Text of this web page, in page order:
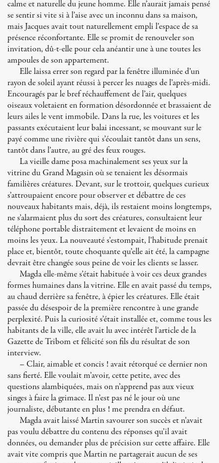
calme et naturelle du jeune homme. Elle n’aurait jamais pensé
se sentir si vite si à l’aise avec un inconnu dans sa maison,
mais Jacques avait tout naturellement empli l’espace de sa
présence réconfortante. Elle se promit de renouveler son
invitation, dû-t-elle pour cela anéantir une à une toutes les
ampoules de son appartement.
Elle laissa errer son regard par la fenêtre illuminée d’un
rayon de soleil ayant réussi à percer les nuages de l’après-midi.
Encouragés par le bref réchauffement de l’air, quelques
oiseaux voletaient en formation désordonnée et brassaient de
leurs ailes le vent immobile. Dans la rue, les voitures et les
passants exécutaient leur balai incessant, se mouvant sur le
payé comme une rivière qui s’écoulait tantôt dans un sens,
tantôt dans l’autre, au gré des feux rouges.
La vieille dame posa machinalement ses yeux sur la
vitrine du Grand Magasin où se tenaient les désormais
familières créatures. Devant, sur le trottoir, quelques curieux
s’attroupaient encore pour observer et débattre de ces
nouveaux habitants mais, déjà, ils restaient moins longtemps,
ne s’alarmaient plus du sort des créatures, consultaient leur
téléphone portable distraitement et levaient de moins en
moins les yeux. La nouveauté s’estompait, l’habitude prenait
place et, bientôt, toute choquante qu’elle ait été, la campagne
devrait être changée sous peine de voir les clients se lasser.
Magda elle-même s’était habituée à voir ces deux grandes
formes humaines dans la vitrine. Elle en avait passé du temps,
au chaud derrière sa fenêtre, à épier les créatures. Elle était
passée du désespoir de la première rencontre à une grande
perplexité. Puis la curiosité s’était installée et, comme tous les
habitants de la ville, elle avait lu avec intérêt l’article de la
Gazette de Tribom et félicité son fils du résultat de son
interview.
– Clair, aimable et concis ! avait rétorqué ce dernier non
sans fierté. Elle voulait m’avoir, cette petite, avec des
questions alambiquées, mais on n’apprend pas aux vieux
singes à faire la grimace. Il n’est pas né le jour où une
journaliste, débutante en plus ! me prendra en défaut.
Magda avait laissé Martin savourer son succès et n’avait
pas voulu débattre du contenu des réponses qu’il avait
données, ou demander plus de précision sur cette affaire. Elle
avait vite compris que Martin ne partagerait aucun de ses